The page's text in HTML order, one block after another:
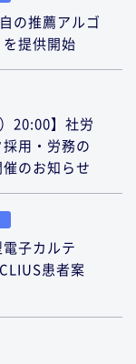
の推薦アルゴ
提供開始
20:00】社労
用・労務の
のお知らせ
子カルテ
患者案